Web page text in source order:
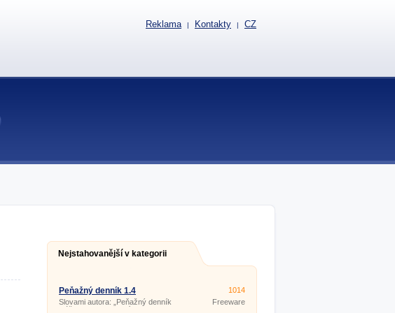
Nejstahovanější v kategorii
Peňažný denník 1.4
Slovami autora: „Peňažný denník
slúži na evidenciu príjmov a
1014
Freeware
Reklama | Kontakty | CZ